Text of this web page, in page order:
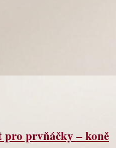
pro prvňáčky – koně